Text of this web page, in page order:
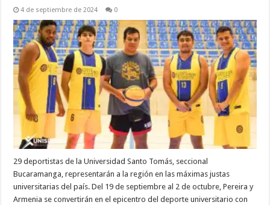
4 de septiembre de 2024 0
29 deportistas de la Universidad Santo Tomás, seccional
Bucaramanga, representarán a la región en las máximas justas
universitarias del país. Del 19 de septiembre al 2 de octubre, Pereira y
Armenia se convertirán en el epicentro del deporte universitario con